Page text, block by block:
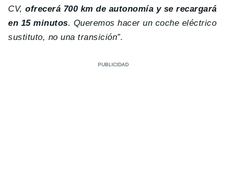
CV,ofrecerá 700 km de autonomía y se recargará
en 15 minutos. Queremos hacer un coche eléctrico
sustituto, no una transición”.